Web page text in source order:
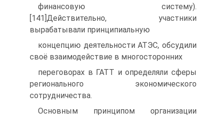
финансовую систему).
[141]Действительно, участники
вырабатывали принципиальную
концепцию деятельности АТЭС, обсудили
своё взаимодействие в многосторонних
переговорах в ГАТТ и определяли сферы
регионального экономического
сотрудничества.
Основным принципом организации